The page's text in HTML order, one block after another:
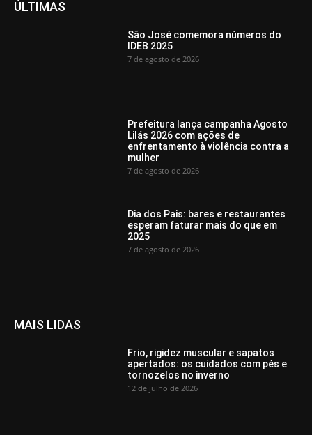
ÚLTIMAS
São José comemora números do
IDEB 2025
7 de agosto de 2026
Prefeitura lança campanha Agosto
Lilás 2026 com ações de
enfrentamento à violência contra a
mulher
7 de agosto de 2026
Dia dos Pais: bares e restaurantes
esperam faturar mais do que em
2025
7 de agosto de 2026
MAIS LIDAS
Frio, rigidez muscular e sapatos
apertados: os cuidados com pés e
tornozelos no inverno
12 de julho de 2026